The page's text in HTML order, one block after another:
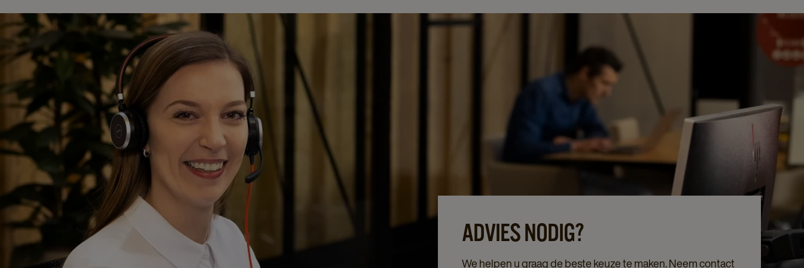
ADVIES NODIG?
We helpen u graag de beste keuze te maken. Neem contact